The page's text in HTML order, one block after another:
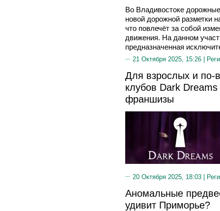
Во Владивостоке
новой дорожной разметки
что повлечёт за собой
движения. На данном
предназначенная
21 Октября 2025, 15:26 |
Для взрослых и по-
клубов Dark
франшизы
20 Октября 2025, 18:03 |
Аномальные
удивит Приморье?